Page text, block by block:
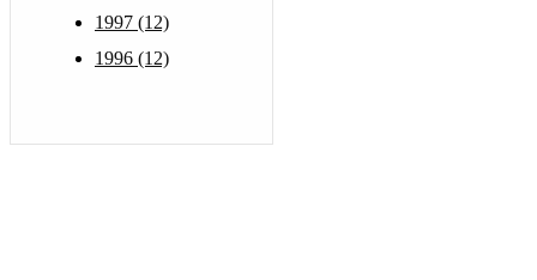
1997 (12)
1996 (12)